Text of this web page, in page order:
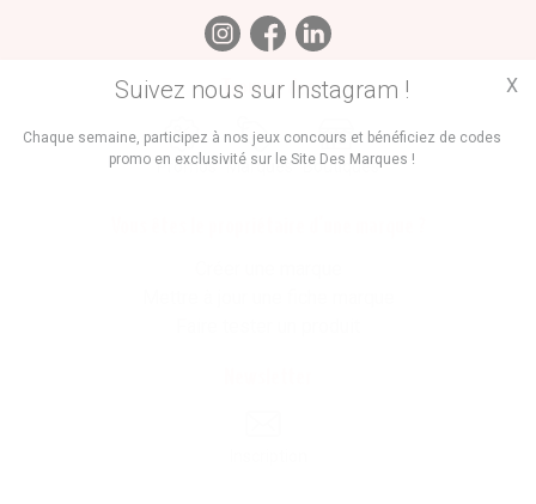
Suivez nous sur Instagram !
Chaque semaine, participez à nos jeux concours et bénéficiez de codes
promo en exclusivité sur le Site Des Marques !
X
Trouvez des
Promos Marques Boutiques